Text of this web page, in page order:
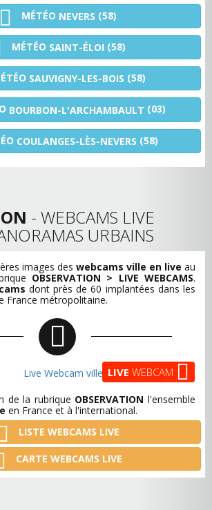
MÉTÉO NEVERS (58)
MÉTÉO SAINT-ÉLOI (58)
SAUVIGNY-LES-BOIS (58)
BOURBON-L'ARCHAMBAULT (03)
COULANGES-LÈS-NEVERS (58)
- WEBCAMS LIVE
URBAINS
images des webcams ville en live au
OBSERVATION > LIVE WEBCAMS.
dont près de 60 implantées dans les
France métropolitaine.
LIVE WEBCAM
de la rubrique OBSERVATION l'ensemble
en France et à l'international.
LISTE WEBCAMS LIVE
CARTE WEBCAMS LIVE